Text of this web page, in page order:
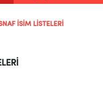
İSİM LİSTELERİ